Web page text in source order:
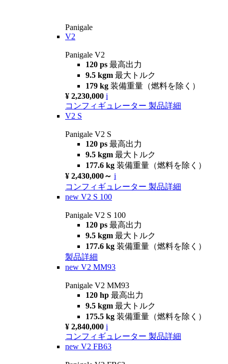
Panigale
V2
Panigale V2
120 ps 最高出力
9.5 kgm 最大トルク
179 kg 装備重量（燃料を除く）
¥ 2,230,000 i
コンフィギュレーター 製品詳細
V2 S
Panigale V2 S
120 ps 最高出力
9.5 kgm 最大トルク
177.6 kg 装備重量（燃料を除く）
¥ 2,430,000～ i
コンフィギュレーター 製品詳細
new V2 S 100
Panigale V2 S 100
120 ps 最高出力
9.5 kgm 最大トルク
177.6 kg 装備重量（燃料を除く）
製品詳細
new V2 MM93
Panigale V2 MM93
120 hp 最高出力
9.5 kgm 最大トルク
175.5 kg 装備重量（燃料を除く）
¥ 2,840,000 i
コンフィギュレーター 製品詳細
new V2 FB63